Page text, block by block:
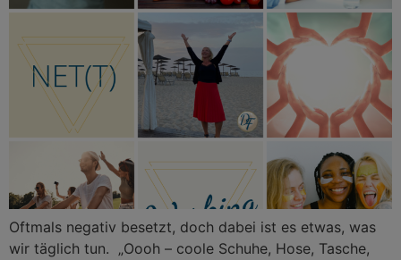
Oftmals negativ besetzt, doch dabei ist es etwas, was
wir täglich tun. „Oooh – coole Schuhe, Hose, Tasche,